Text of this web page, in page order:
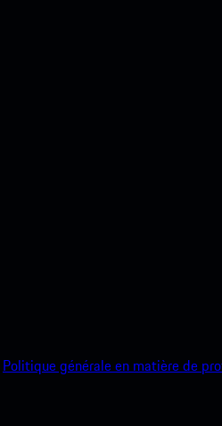
Politique générale en matière de